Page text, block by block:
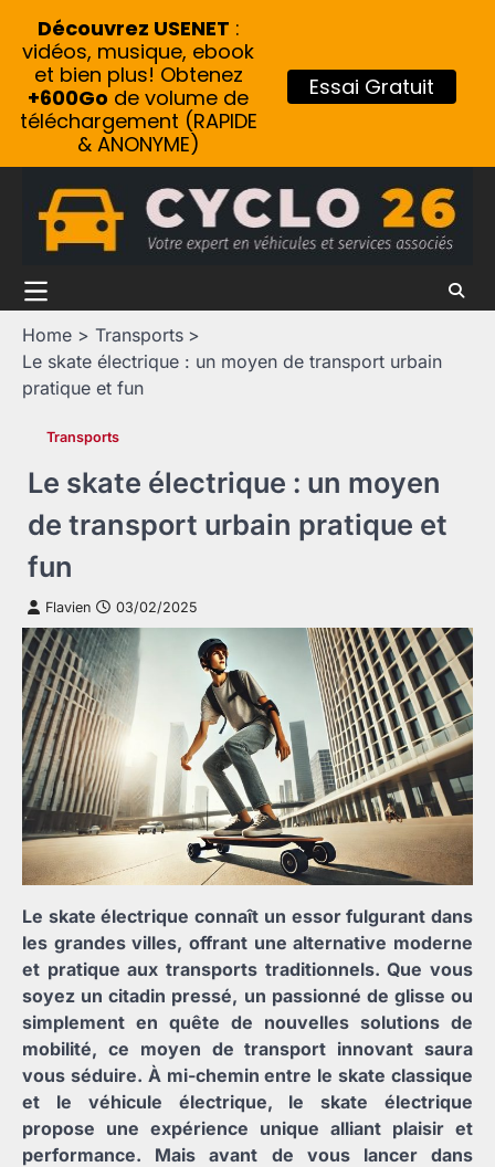
content
Home
Transports
Le skate électrique : un moyen de transport urbain
pratique et fun
Transports
Le skate électrique : un moyen
de transport urbain pratique et
fun
Flavien 03/02/2025
Le skate électrique connaît un essor fulgurant dans
les grandes villes, offrant une alternative moderne
et pratique aux transports traditionnels. Que vous
soyez un citadin pressé, un passionné de glisse ou
simplement en quête de nouvelles solutions de
mobilité, ce moyen de transport innovant saura
vous séduire. À mi-chemin entre le skate classique
et le véhicule électrique, le skate électrique
propose une expérience unique alliant plaisir et
performance. Mais avant de vous lancer dans
Découvrez USENET :
vidéos, musique, ebook
et bien plus! Obtenez
+600Go de volume de
téléchargement (RAPIDE
& ANONYME)
Essai Gratuit